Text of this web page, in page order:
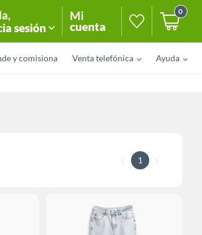
,
sesión
Mi
cuenta
0
y comisiona Venta telefónica Ayuda
1